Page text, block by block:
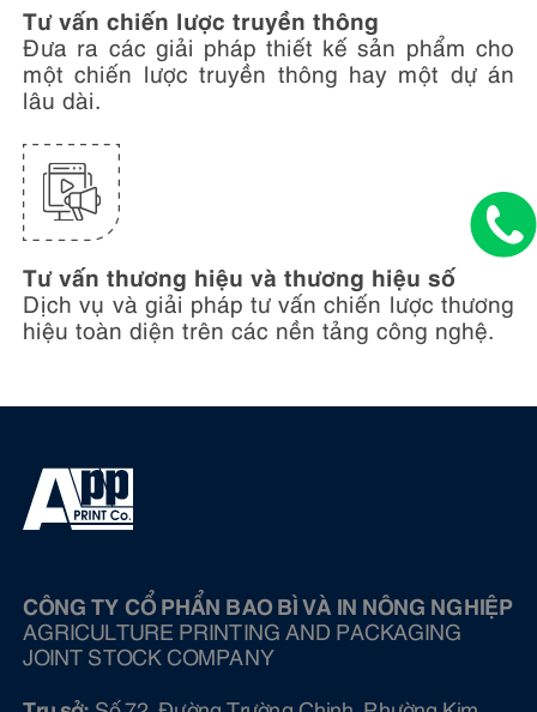
Tư vấn chiến lược truyền thông
Đưa ra các giải pháp thiết kế sản phẩm cho
một chiến lược truyền thông hay một dự án
lâu dài.
Tư vấn thương hiệu và thương hiệu số
Dịch vụ và giải pháp tư vấn chiến lược thương
hiệu toàn diện trên các nền tảng công nghệ.
CÔNG TY CỔ PHẨN BAO BÌ VÀ IN NÔNG NGHIỆP
AGRICULTURE PRINTING AND PACKAGING
JOINT STOCK COMPANY